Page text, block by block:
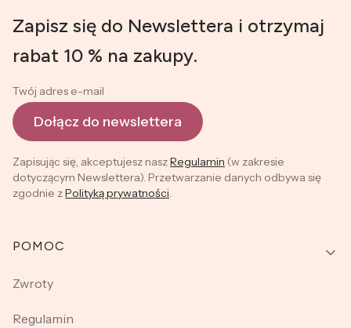
Zapisz się do Newslettera i otrzymaj
rabat 10 % na zakupy.
Twój adres e-mail
Dołącz do newslettera
Zapisując się, akceptujesz naszRegulamin (w zakresie
dotyczącym Newslettera). Przetwarzanie danych odbywa się
zgodnie zPolityką prywatności.
Linki w stopce
POMOC
Zwroty
Regulamin